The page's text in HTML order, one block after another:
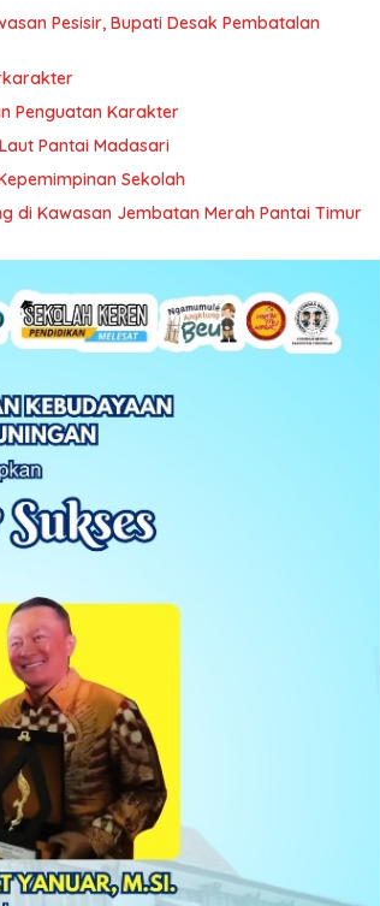
Pesisir, Bupati Desak Pembatalan
Penguatan Karakter
Pantai Madasari
Sekolah
di Kawasan Jembatan Merah Pantai Timur